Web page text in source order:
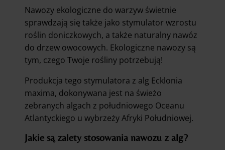
Nawozy ekologiczne do warzyw świetnie
sprawdzają się także jako stymulator wzrostu
roślin doniczkowych, a także naturalny nawóz
do drzew owocowych. Ekologiczne nawozy są
tym, czego Twoje rośliny potrzebują!
Produkcja tego stymulatora z alg Ecklonia
maxima, dokonywana jest na świeżo
zebranych algach z południowego Oceanu
Atlantyckiego u wybrzeży Afryki Południowej.
Jakie są zalety stosowania nawozu z alg?